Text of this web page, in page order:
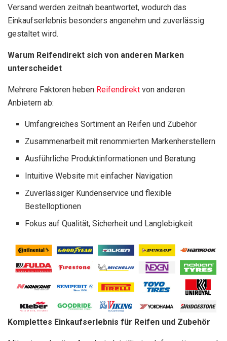
Versand werden zeitnah beantwortet, wodurch das
Einkaufserlebnis besonders angenehm und zuverlässig
gestaltet wird.
Warum Reifendirekt sich von anderen Marken
unterscheidet
Mehrere Faktoren heben Reifendirekt von anderen
Anbietern ab:
Umfangreiches Sortiment an Reifen und Zubehör
Zusammenarbeit mit renommierten Markenherstellern
Ausführliche Produktinformationen und Beratung
Intuitive Website mit einfacher Navigation
Zuverlässiger Kundenservice und flexible
Bestelloptionen
Fokus auf Qualität, Sicherheit und Langlebigkeit
Komplettes Einkaufserlebnis für Reifen und Zubehör